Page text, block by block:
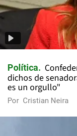
Política
dichos de
es un orgullo"
Por Cristian Neira